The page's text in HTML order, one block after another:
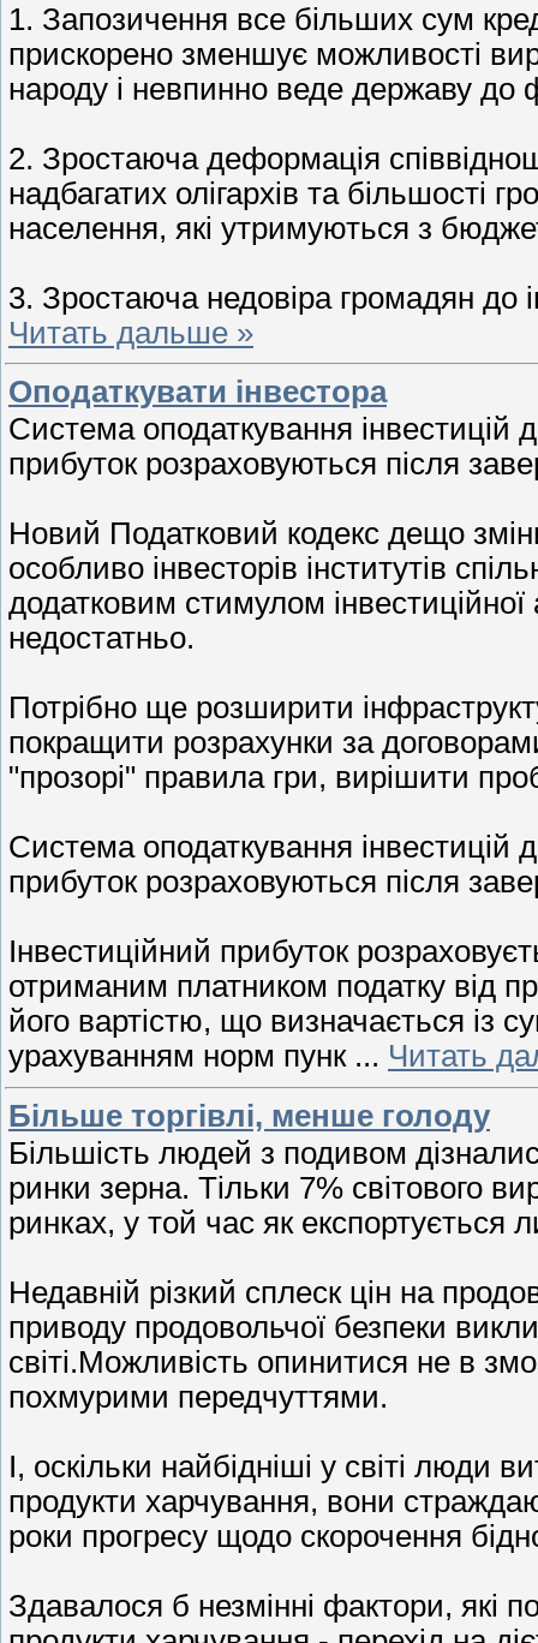
1. Запозичення все більших сум
прискорено зменшує можливості
народу і невпинно веде державу до
2. Зростаюча деформація
надбагатих олігархів та більшості
населення, які утримуються з
3. Зростаюча недовіра громадян до
Читать дальше »
Оподаткувати інвестора
Система оподаткування інвестицій
прибуток розраховуються після
Новий Податковий кодекс дещо
особливо інвесторів інститутів
додатковим стимулом інвестиційної
недостатньо.
Потрібно ще розширити
покращити розрахунки за
"прозорі" правила гри, вирішити
Система оподаткування інвестицій
прибуток розраховуються після
Інвестиційний прибуток
отриманим платником податку від
його вартістю, що визначається із
урахуванням норм пунк ... Читать
Більше торгівлі, менше голоду
Більшість людей з подивом
ринки зерна. Тільки 7% світового
ринках, у той час як експортується
Недавній різкий сплеск цін на
приводу продовольчої безпеки
світі.Можливість опинитися не в
похмурими передчуттями.
І, оскільки найбідніші у світі люди
продукти харчування, вони
роки прогресу щодо скорочення
Здавалося б незмінні фактори, які